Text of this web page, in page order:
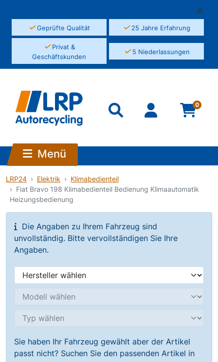
✓Geprüfte Qualität ✓25 Jahre Erfahrung
✓Privat &
Geschäftskunden
✓5 Niederlassungen
0
Menü
LRP24 Elektrik
Klimabedienteil
Fiat Bravo 198 Klimabedienteil Bedienung Klimaautomatik
Heizungsbedienung
Die Angaben zu Ihrem Fahrzeug sind
unvollständig. Bitte vervollständigen Sie Ihre
Angaben.
Sie haben Ihr Fahrzeug gewählt aber der Artikel
passt nicht? Suchen Sie den passenden Artikel in